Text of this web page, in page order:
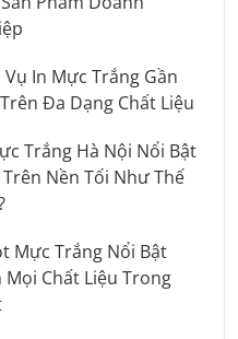
Vụ In Mực Trắng Gần
Đa Dạng Chất Liệu
Trắng Hà Nội Nổi Bật
Nền Tối Như Thế
Mực Trắng Nổi Bật
Mọi Chất Liệu Trong